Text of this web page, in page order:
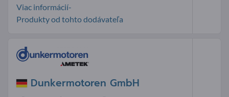
Viac informácií-
Produkty od tohto dodávateľa
Dunkermotoren GmbH